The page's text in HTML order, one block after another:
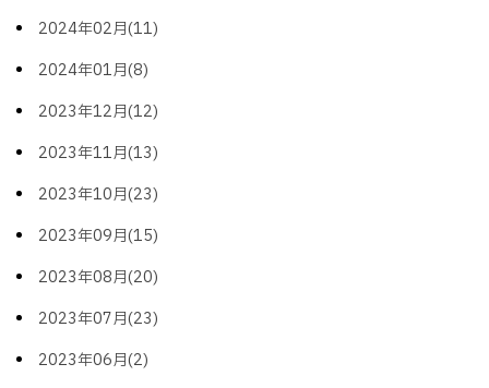
2024年02月(11)
2024年01月(8)
2023年12月(12)
2023年11月(13)
2023年10月(23)
2023年09月(15)
2023年08月(20)
2023年07月(23)
2023年06月(2)